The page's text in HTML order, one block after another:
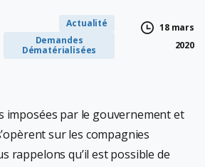
Actualité
Demandes
Dématérialisées
18 mars
2020
imposées par le gouvernement et
sur les compagnies
rappelons qu’il est possible de